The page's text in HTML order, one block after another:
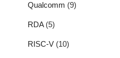
Qualcomm (9)
RDA(5)
RISC-V (10)